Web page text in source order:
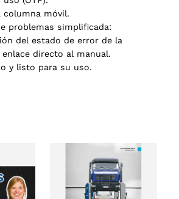
columna móvil.
problemas simplificada:
del estado de error de la
directo al manual.
y listo para su uso.